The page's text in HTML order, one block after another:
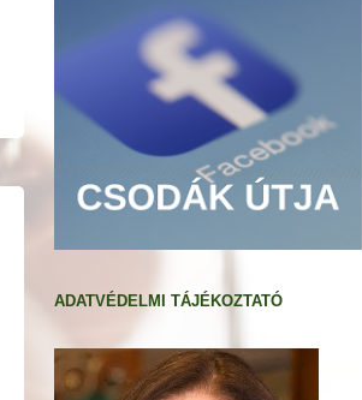
ADATVÉDELMI TÁJÉKOZTATÓ